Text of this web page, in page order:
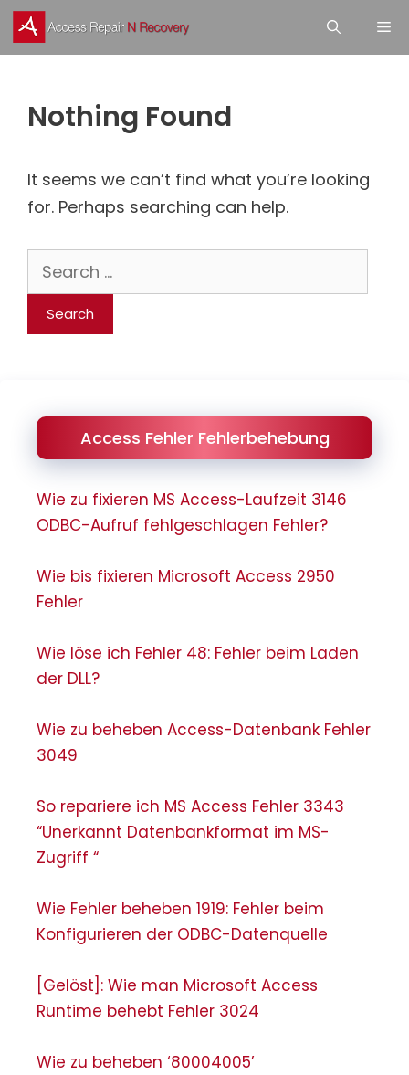
Skip
to
Nothing Found
It seems we can’t find what you’re looking
for. Perhaps searching can help.
Search
for:
Access Fehler Fehlerbehebung
Wie zu fixieren MS Access-Laufzeit 3146
ODBC-Aufruf fehlgeschlagen Fehler?
Wie bis fixieren Microsoft Access 2950
Fehler
Wie löse ich Fehler 48: Fehler beim Laden
der DLL?
Wie zu beheben Access-Datenbank Fehler
3049
So repariere ich MS Access Fehler 3343
“Unerkannt Datenbankformat im MS-
Zugriff “
Wie Fehler beheben 1919: Fehler beim
Konfigurieren der ODBC-Datenquelle
[Gelöst]: Wie man Microsoft Access
Runtime behebt Fehler 3024
Wie zu beheben ‘80004005’